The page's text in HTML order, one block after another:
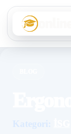
Kategori: